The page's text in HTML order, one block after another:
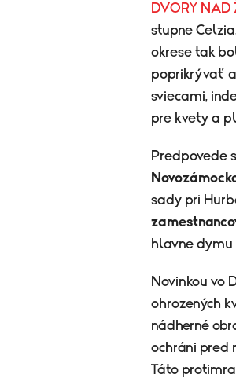
DVORY NAD
stupne
okrese tak
poprikrývať
sviecami,
pre kvety a
Predpovede
sady pri
hlavne
Novinkou vo
ohrozených
nádherné
ochráni pred
Táto